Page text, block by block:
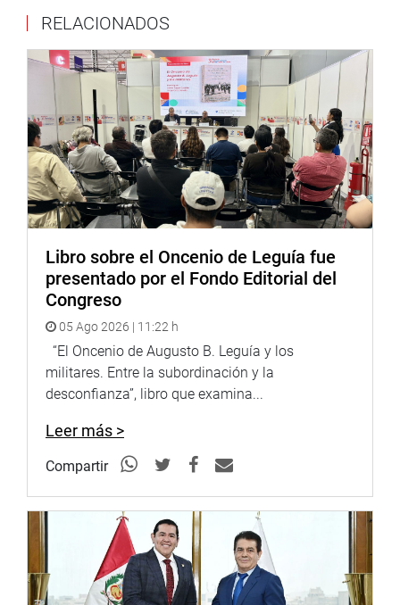
momentos.
“Gracias al bono se han reforzado hasta el momento
4623 viviendas vulnerables y con el presupuesto restante
pueden ejecutarse hasta 1800 bonos más. Actualmente el
bono tiene un valor de 15 mil soles”, explicó.
Asimismo, ante los cuestionamientos de los
parlamentarios por el hecho de que este beneficio solo
haya priorizado a las ciudades de Lima y, en menor
medida a Piura, la funcionaria indicó que el Ministerio de
Vivienda busca que el bono tenga un alcance nacional,
por lo que se ha propuesto ampliar la cobertura de este
beneficio económico para los próximos meses.
“Se necesita el compromiso del MEF”
A su turno, el titular de la comisión, el parlamentario
Darwin Espinoza Vargas (AP), saludó el compromiso de
los funcionarios de la cartera de Vivienda, pero enfatizó
beneficiadas con este bono si no hay un compromiso
concreto del Ministerio de Economía y Finanzas (MEF)
para ampliar significativamente su asignación
económica.
“Es un bono de 15 mil soles que tiene que ser equiparado
con los costos actuales de los materiales de
construcción. Por ese es que solicito la presencia del
ministro de Vivienda junto con la del ministro de
RELACIONADOS
Libro sobre el Oncenio de Leguía fue
presentado por el Fondo Editorial del
Congreso
05 Ago 2026 | 11:22 h
“El Oncenio de Augusto B. Leguía y los
militares. Entre la subordinación y la
desconfianza”, libro que examina...
Leer más >
Compartir